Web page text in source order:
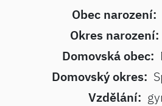
Obec narození:
Okres narození:
Domovská obec:
Domovský okres:
Vzdělání: